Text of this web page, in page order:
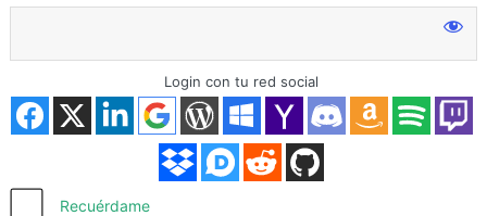
Acceder
Login con tu red social
Recuérdame